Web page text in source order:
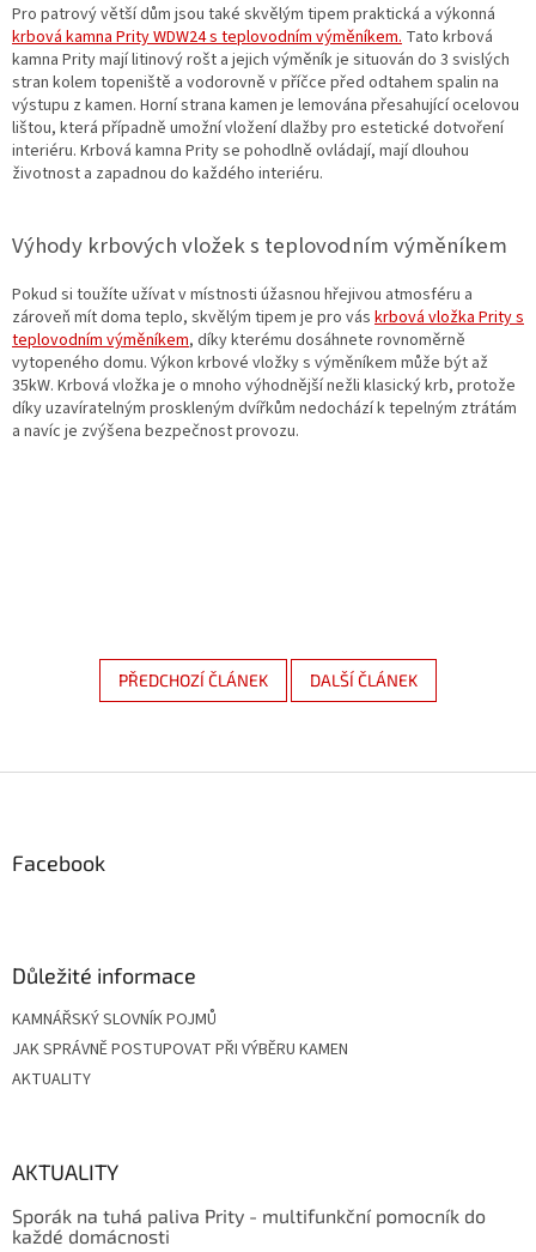
Pro patrový větší dům jsou také skvělým tipem praktická a výkonná
krbová kamna Prity WDW24 s teplovodním výměníkem. Tato krbová
kamna Prity mají litinový rošt a jejich výměník je situován do 3 svislých
stran kolem topeniště a vodorovně v příčce před odtahem spalin na
výstupu z kamen. Horní strana kamen je lemována přesahující ocelovou
lištou, která případně umožní vložení dlažby pro estetické dotvoření
interiéru. Krbová kamna Prity se pohodlně ovládají, mají dlouhou
životnost a zapadnou do každého interiéru.
Výhody krbových vložek s teplovodním výměníkem
Pokud si toužíte užívat v místnosti úžasnou hřejivou atmosféru a
zároveň mít doma teplo, skvělým tipem je pro vás krbová vložka Prity s
teplovodním výměníkem, díky kterému dosáhnete rovnoměrně
vytopeného domu. Výkon krbové vložky s výměníkem může být až
35kW. Krbová vložka je o mnoho výhodnější nežli klasický krb, protože
díky uzavíratelným proskleným dvířkům nedochází k tepelným ztrátám
a navíc je zvýšena bezpečnost provozu.
PŘEDCHOZÍ ČLÁNEK DALŠÍ ČLÁNEK
Facebook
Důležité informace
KAMNÁŘSKÝ SLOVNÍK POJMŮ
JAK SPRÁVNĚ POSTUPOVAT PŘI VÝBĚRU KAMEN
AKTUALITY
AKTUALITY
Sporák na tuhá paliva Prity - multifunkční pomocník do
každé domácnosti